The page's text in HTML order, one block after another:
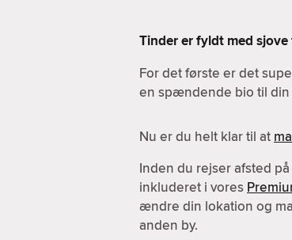
Tinder er fyldt med
For det første er det
en spændende bio til din
Nu er du helt klar til at
Inden du rejser afsted
inkluderet i vores
ændre din lokation og
anden by.